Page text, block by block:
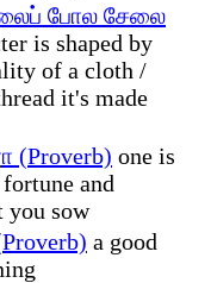
போல சேலை
is shaped by
of a cloth /
it's made
(Proverb) one is
and
you sow
a good